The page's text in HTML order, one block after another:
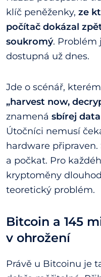
klíč peněženky, ze
počítač dokázal
soukromý. Problém
dostupná už dnes.
Jde o scénář,
„harvest now,
znamená sbírej
Útočníci nemusí
hardware
a počkat. Pro
kryptoměny
teoretický problém.
Bitcoin a 145
v ohrožení
Právě u Bitcoinu je